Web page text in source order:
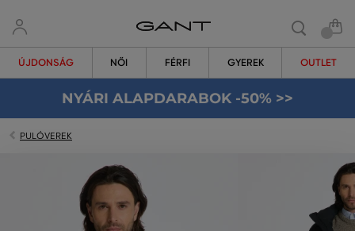
ÚJDONSÁG NŐI FÉRFI GYEREK OUTLET
NYÁRI ALAPDARABOK -50% >>
PULÓVEREK